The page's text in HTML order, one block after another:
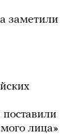
заметили
поставили
лица»